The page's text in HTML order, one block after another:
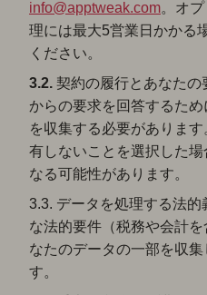
info@apptweak.com。オ
理には最大5営業日かかる
ください。
3.2. 契約の履行とあなたの
からの要求を回答するた
を収集する必要がありま
有しないことを選択した
なる可能性があります。
3.3. データを処理する法
な法的要件（税務や会計
なたのデータの一部を収
す。